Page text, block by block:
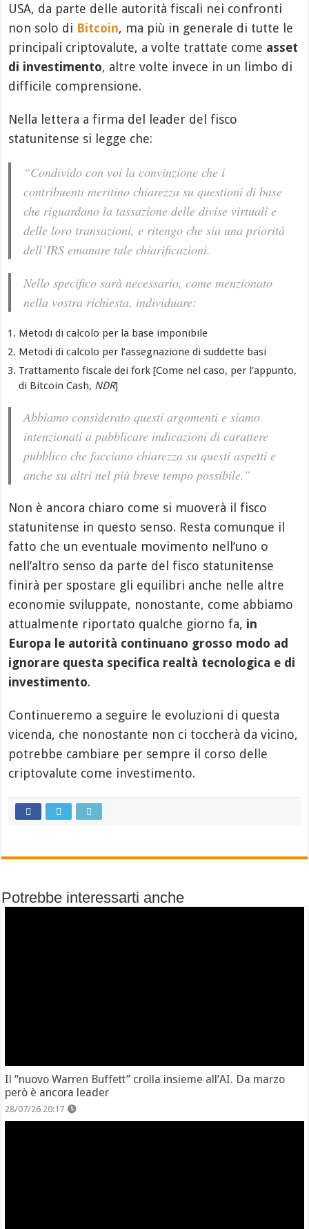
USA, da parte delle autorità fiscali nei confronti
non solo di Bitcoin, ma più in generale di tutte le
principali criptovalute, a volte trattate come asset
di investimento, altre volte invece in un limbo di
difficile comprensione.
Nella lettera a firma del leader del fisco
statunitense si legge che:
“Condivido con voi la convinzione che i
contribuenti meritino chiarezza su questioni di base
che riguardano la tassazione delle divise virtuali e
delle loro transazioni, e ritengo che sia una priorità
dell’IRS emanare tale chiarificazioni.
Nello specifico sarà necessario, come menzionato
nella vostra richiesta, individuare:
Metodi di calcolo per la base imponibile
Metodi di calcolo per l’assegnazione di suddette basi
Trattamento fiscale dei fork [Come nel caso, per l’appunto,
di Bitcoin Cash, NDR]
Abbiamo considerato questi argomenti e siamo
intenzionati a pubblicare indicazioni di carattere
pubblico che facciano chiarezza su questi aspetti e
anche su altri nel più breve tempo possibile.”
Non è ancora chiaro come si muoverà il fisco
statunitense in questo senso. Resta comunque il
fatto che un eventuale movimento nell’uno o
nell’altro senso da parte del fisco statunitense
finirà per spostare gli equilibri anche nelle altre
economie sviluppate, nonostante, come abbiamo
attualmente riportato qualche giorno fa, in
Europa le autorità continuano grosso modo ad
ignorare questa specifica realtà tecnologica e di
investimento.
Continueremo a seguire le evoluzioni di questa
vicenda, che nonostante non ci toccherà da vicino,
potrebbe cambiare per sempre il corso delle
criptovalute come investimento.
Potrebbe interessarti anche
Il “nuovo Warren Buffett” crolla insieme all’AI. Da marzo
però è ancora leader
28/07/26 20:17